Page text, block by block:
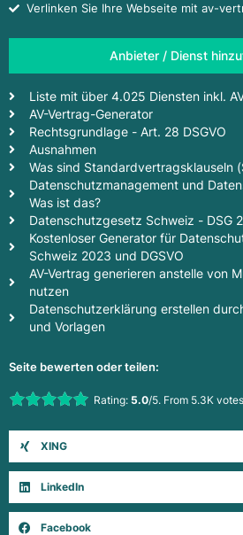
Verlinken Sie Ihre Webseite mit av-
Anbieter / Dienst
Liste mit über 4.025 Diensten inkl.
AV-Vertrag-Generator
Rechtsgrundlage - Art. 28 DSGVO
Ausnahmen
Was sind Standardvertragsklauseln
Datenschutzmanagement und
Was ist das?
Datenschutzgesetz Schweiz - DSG
Kostenloser Generator für
Schweiz 2023 und DGSVO
AV-Vertrag generieren anstelle von
nutzen
Datenschutzerklärung erstellen
und Vorlagen
Seite bewerten oder teilen:
Rate this item:Rating: 5.0/5. From 5.3K
XING
LinkedIn
Facebook